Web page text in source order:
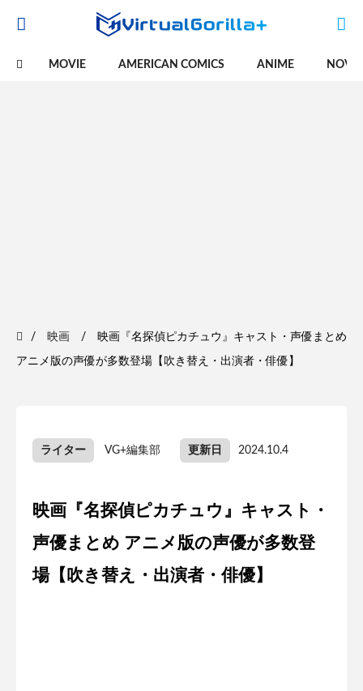
MOVIE AMERICAN COMICS ANIME
映画 映画『名探偵ピカチュウ』キャスト・声優まとめ
アニメ版の声優が多数登場【吹き替え・出演者・俳優】
ライター VG+編集部 更新日 2024.10.4
映画『名探偵ピカチュウ』キャスト・
声優まとめ アニメ版の声優が多数登
場【吹き替え・出演者・俳優】